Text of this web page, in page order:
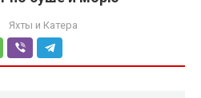
Яхты и Катера